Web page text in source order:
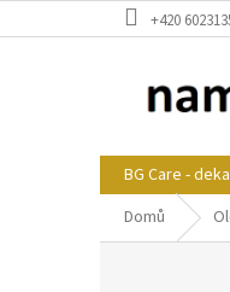
na
+420
BG Care -
Domů